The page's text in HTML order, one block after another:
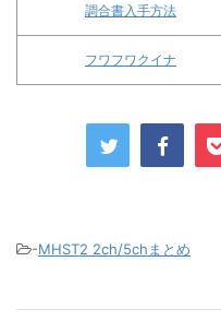
調合書入手方法
フワフワクイナ
-MHST2 2ch/5chまとめ